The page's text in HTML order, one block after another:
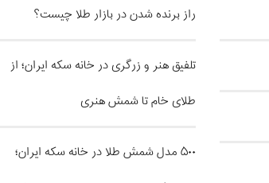
راز برنده شدن در بازار طلا چیست؟
تلفیق هنر و زرگری در خانه سکه ایران؛ از
طلای خام تا شمش هنری
۵۰۰ مدل شمش طلا در خانه سکه ایران؛